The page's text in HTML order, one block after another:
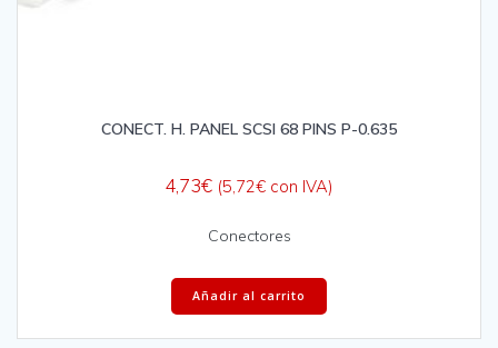
CONECT. H. PANEL SCSI 68 PINS P-0.635
4,73€ (5,72€ con IVA)
Conectores
Añadir al carrito